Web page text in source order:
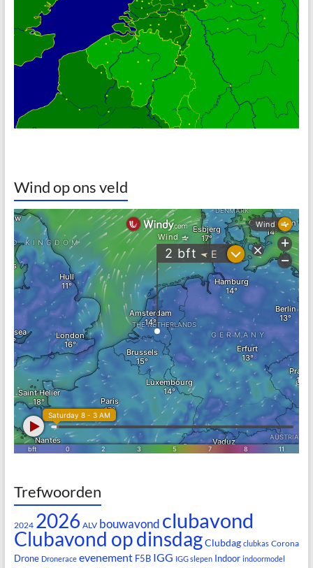
Wind op ons veld
Trefwoorden
2024 2026 ALV bouwavond clubavond
Clubavond op dinsdagClubdag clubkas Corona
Drone Dronerace evenement F5B IGG IGG slepen Indoor indoormodel